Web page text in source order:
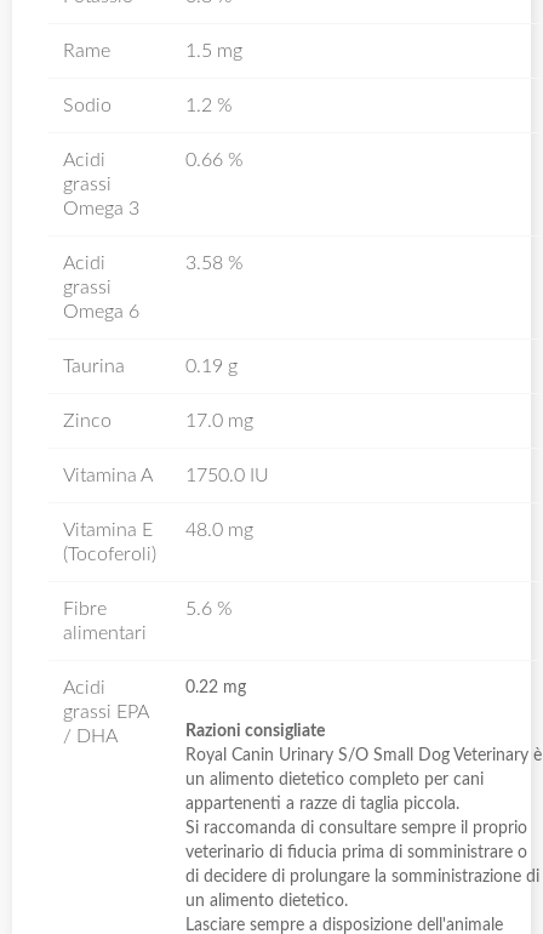
Rame 1.5 mg
Sodio 1.2 %
Acidi
grassi
Omega 3
0.66 %
Acidi
grassi
Omega 6
3.58 %
Taurina 0.19 g
Zinco 17.0 mg
Vitamina A 1750.0 IU
Vitamina E
(Tocoferoli)
48.0 mg
Fibre
alimentari
5.6 %
Acidi
grassi EPA
/ DHA
0.22 mg
Razioni consigliate
Royal Canin Urinary S/O Small Dog Veterinary è
un alimento dietetico completo per cani
appartenenti a razze di taglia piccola.
Si raccomanda di consultare sempre il proprio
veterinario di fiducia prima di somministrare o
di decidere di prolungare la somministrazione di
un alimento dietetico.
Lasciare sempre a disposizione dell'animale